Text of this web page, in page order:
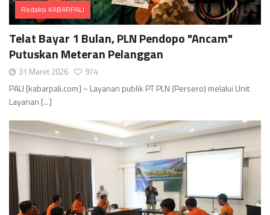
Redaksi KABARPALI
Comments
Telat Bayar 1 Bulan, PLN Pendopo "Ancam"
Putuskan Meteran Pelanggan
31 Maret 2026 974
PALI [kabarpali.com] ~ Layanan publik PT PLN (Persero) melalui Unit
Layanan [...]